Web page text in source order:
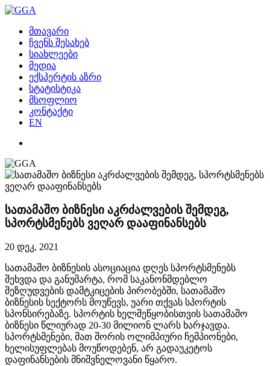
მთავარი
ჩვენს შესახებ
სიახლეები
მედია
ექსპერტის აზრი
სტატისტიკა
მსოფლიო
კონტაქტი
EN
სათამაშო ბიზნესი აკრძალვების შემდეგ,
სპორტსმენებს ვეღარ დააფინანსებს
20 დეკ, 2021
სათამაშო ბიზნესის ასოციაცია დღეს სპორტსმენებს
შეხვდა და განუმარტა, რომ საკანონმდებლო
შეზღუდვების დამტკიცების პირობებში, სათამაშო
ბიზნესის სექტორს მოუწევს, უარი თქვას სპორტის
სპონსირებაზე. სპორტის ხელშეწყობისთვის სათამაშო
ბიზნესი წლიურად 20-30 მილიონ ლარს ხარჯავდა.
სპორტსმენები, მათ შორის ოლიმპიური ჩემპიონები,
ხელისუფლებას მოუწოდებენ, არ გადაუკეტოს
დაფინანსების მნიშვნელოვანი წყარო.